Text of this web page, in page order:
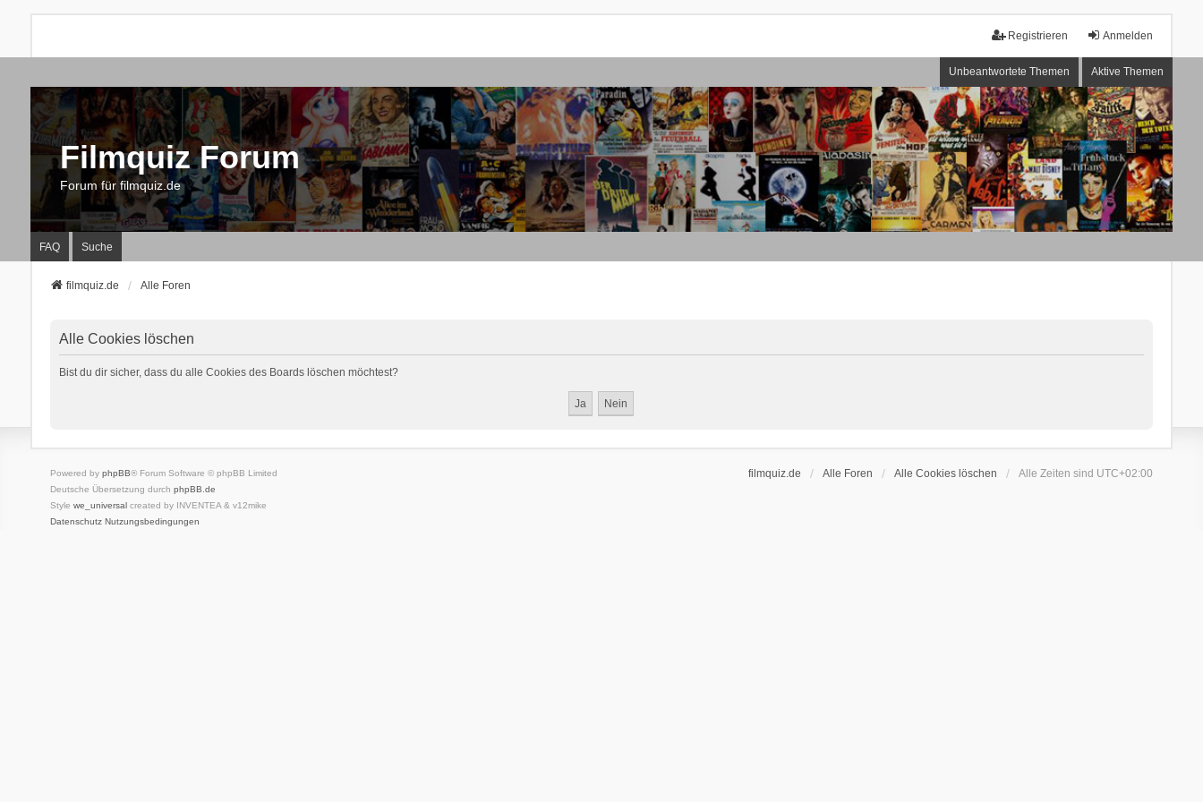
Anmelden
Registrieren
Unbeantwortete Themen Aktive Themen
Filmquiz Forum
Forum für filmquiz.de
FAQ Suche
filmquiz.de Alle Foren
Alle Cookies löschen
Bist du dir sicher, dass du alle Cookies des Boards löschen möchtest?
filmquiz.de Alle Foren Alle Cookies löschen Alle Zeiten sind UTC+02:00
Powered by phpBB® Forum Software © phpBB Limited
Deutsche Übersetzung durch phpBB.de
Style we_universalcreated by INVENTEA & v12mike
Datenschutz Nutzungsbedingungen